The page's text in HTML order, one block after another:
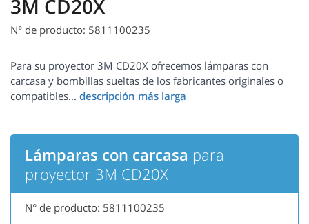
3M CD20X
N° de producto: 5811100235
Para su proyector 3M CD20X ofrecemos lámparas con
carcasa y bombillas sueltas de los fabricantes originales o
compatibles...
Lámparas con carcasa para
proyector 3M CD20X
N° de producto: 5811100235